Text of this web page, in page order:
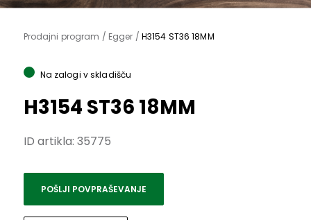
Prodajni program / Egger / H3154 ST36 18MM
Na zalogi v skladišču
H3154 ST36 18MM
ID artikla: 35775
POŠLJI POVPRAŠEVANJE